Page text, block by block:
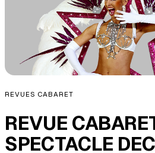
REVUES CABARET
REVUE
SPECTACLE